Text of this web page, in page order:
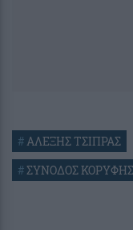
#ΑΛΕΞΗΣ ΤΣΙΠΡΑΣ
#ΣΥΝΟΔΟΣ ΚΟΡΥΦΗΣ